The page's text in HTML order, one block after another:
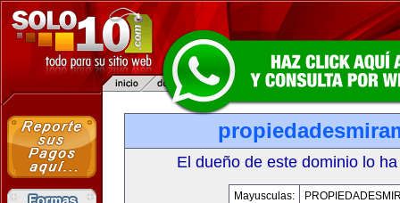
El dueño de este dominio lo
Mayusculas: